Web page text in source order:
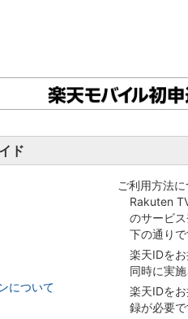
ド
について
ご利用方法
Rakuten
のサービ
下の通りで
楽天IDを
同時に実
楽天IDを
録が必要で